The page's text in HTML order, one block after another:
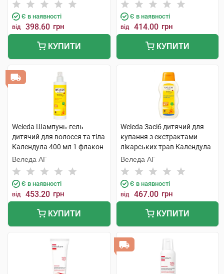
Є в наявності
від 398.60 грн
КУПИТИ
Є в наявності
від 414.00 грн
КУПИТИ
Weleda Шампунь-гель
дитячий для волосся та тіла
Календула 400 мл 1 флакон
Веледа АГ
Є в наявності
від 453.20 грн
КУПИТИ
Weleda Засіб дитячий для
купання з екстрактами
лікарських трав Календула
200 мл 1 флакон
Веледа АГ
Є в наявності
від 467.00 грн
КУПИТИ